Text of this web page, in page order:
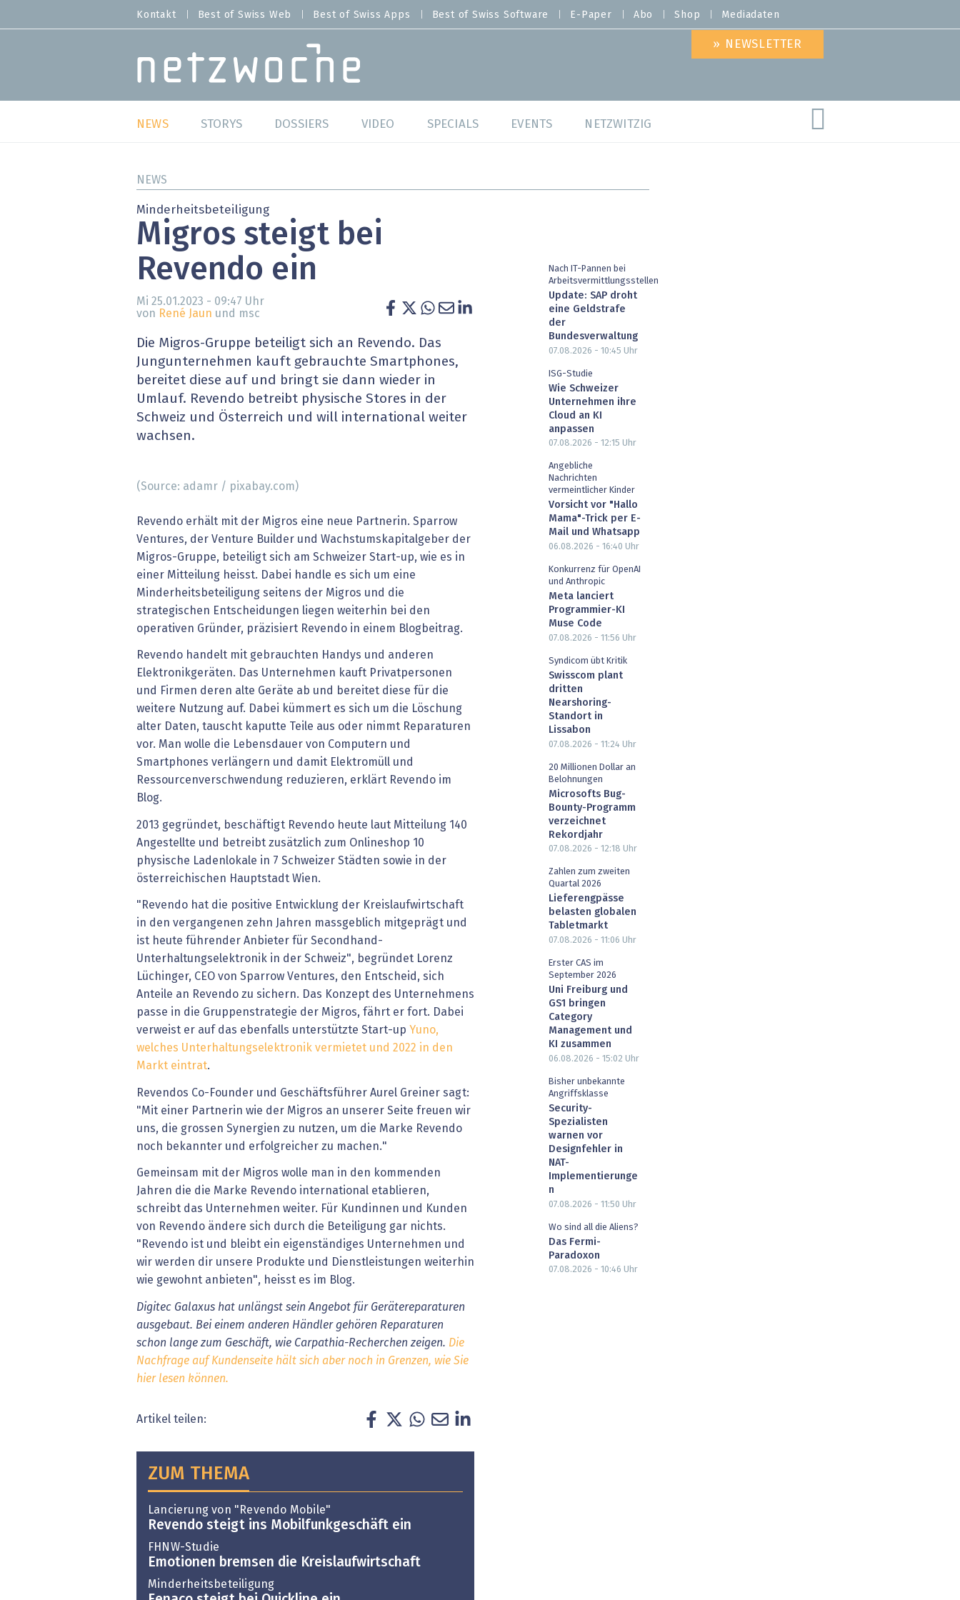
zum
MENU
Kontakt Best of Swiss Web Best of Swiss Apps Best of Swiss Software E-Paper Abo Shop Mediadaten
» NEWSLETTER
MAIN NAVIGATION
NEWS
Studien
Meinungen
Hands-on
» alle News
STORYS DOSSIERS
Best of Swiss Software
SAP S/4 Hana
Gesundheit wird digital
Blockchain
EU-DSGVO
VIDEO SPECIALS
Cloud & Managed Services
Artificial Intelligence
Finance 2030
Fintech & Insurtech
Professional AV & Digital Signage
EVENTS NETZWITZIG
NEWS
Minderheitsbeteiligung
Migros steigt bei
Revendo ein
Mi 25.01.2023 - 09:47 Uhr
von René Jaun und msc
Die Migros-Gruppe beteiligt sich an Revendo. Das
Jungunternehmen kauft gebrauchte Smartphones,
bereitet diese auf und bringt sie dann wieder in
Umlauf. Revendo betreibt physische Stores in der
Schweiz und Österreich und will international weiter
wachsen.
(Source: adamr / pixabay.com)
Revendo erhält mit der Migros eine neue Partnerin. Sparrow
Ventures, der Venture Builder und Wachstumskapitalgeber der
Migros-Gruppe, beteiligt sich am Schweizer Start-up, wie es in
einer Mitteilung heisst. Dabei handle es sich um eine
Minderheitsbeteiligung seitens der Migros und die
strategischen Entscheidungen liegen weiterhin bei den
operativen Gründer, präzisiert Revendo in einem Blogbeitrag.
Revendo handelt mit gebrauchten Handys und anderen
Elektronikgeräten. Das Unternehmen kauft Privatpersonen
und Firmen deren alte Geräte ab und bereitet diese für die
weitere Nutzung auf. Dabei kümmert es sich um die Löschung
alter Daten, tauscht kaputte Teile aus oder nimmt Reparaturen
vor. Man wolle die Lebensdauer von Computern und
Smartphones verlängern und damit Elektromüll und
Ressourcenverschwendung reduzieren, erklärt Revendo im
Blog.
2013 gegründet, beschäftigt Revendo heute laut Mitteilung 140
Angestellte und betreibt zusätzlich zum Onlineshop 10
physische Ladenlokale in 7 Schweizer Städten sowie in der
österreichischen Hauptstadt Wien.
"Revendo hat die positive Entwicklung der Kreislaufwirtschaft
in den vergangenen zehn Jahren massgeblich mitgeprägt und
ist heute führender Anbieter für Secondhand-
Unterhaltungselektronik in der Schweiz", begründet Lorenz
Lüchinger, CEO von Sparrow Ventures, den Entscheid, sich
Anteile an Revendo zu sichern. Das Konzept des Unternehmens
passe in die Gruppenstrategie der Migros, fährt er fort. Dabei
verweist er auf das ebenfalls unterstützte Start-up Yuno,
welches Unterhaltungselektronik vermietet und 2022 in den
Markt eintrat.
Revendos Co-Founder und Geschäftsführer Aurel Greiner sagt:
"Mit einer Partnerin wie der Migros an unserer Seite freuen wir
uns, die grossen Synergien zu nutzen, um die Marke Revendo
noch bekannter und erfolgreicher zu machen."
Gemeinsam mit der Migros wolle man in den kommenden
Jahren die die Marke Revendo international etablieren,
schreibt das Unternehmen weiter. Für Kundinnen und Kunden
von Revendo ändere sich durch die Beteiligung gar nichts.
"Revendo ist und bleibt ein eigenständiges Unternehmen und
wir werden dir unsere Produkte und Dienstleistungen weiterhin
wie gewohnt anbieten", heisst es im Blog.
Digitec Galaxus hat unlängst sein Angebot für Gerätereparaturen
ausgebaut. Bei einem anderen Händler gehören Reparaturen
schon lange zum Geschäft, wie Carpathia-Recherchen zeigen. Die
Nachfrage auf Kundenseite hält sich aber noch in Grenzen, wie Sie
hier lesen können.
Artikel teilen:
ZUM THEMA
Lancierung von "Revendo Mobile"
Revendo steigt ins Mobilfunkgeschäft ein
FHNW-Studie
Emotionen bremsen die Kreislaufwirtschaft
Minderheitsbeteiligung
Nach IT-Pannen bei
Arbeitsvermittlungsstellen
Update: SAP droht
eine Geldstrafe
der
Bundesverwaltung
07.08.2026 - 10:45 Uhr
ISG-Studie
Wie Schweizer
Unternehmen ihre
Cloud an KI
anpassen
07.08.2026 - 12:15 Uhr
Angebliche
Nachrichten
vermeintlicher Kinder
Vorsicht vor "Hallo
Mama"-Trick per E-
Mail und Whatsapp
06.08.2026 - 16:40 Uhr
Konkurrenz für OpenAI
und Anthropic
Meta lanciert
Programmier-KI
Muse Code
07.08.2026 - 11:56 Uhr
Syndicom übt Kritik
Swisscom plant
dritten
Nearshoring-
Standort in
Lissabon
07.08.2026 - 11:24 Uhr
20 Millionen Dollar an
Belohnungen
Microsofts Bug-
Bounty-Programm
verzeichnet
Rekordjahr
07.08.2026 - 12:18 Uhr
Zahlen zum zweiten
Quartal 2026
Lieferengpässe
belasten globalen
Tabletmarkt
07.08.2026 - 11:06 Uhr
Erster CAS im
September 2026
Uni Freiburg und
GS1 bringen
Category
Management und
KI zusammen
06.08.2026 - 15:02 Uhr
Bisher unbekannte
Angriffsklasse
Security-
Spezialisten
warnen vor
Designfehler in
NAT-
Implementierunge
n
07.08.2026 - 11:50 Uhr
Wo sind all die Aliens?
Das Fermi-
Paradoxon
07.08.2026 - 10:46 Uhr